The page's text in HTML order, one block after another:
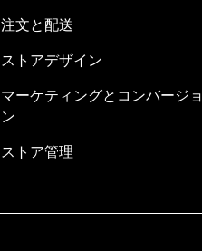
注文と配送
ストアデザイン
マーケティングとコンバージョ
ン
ストア管理